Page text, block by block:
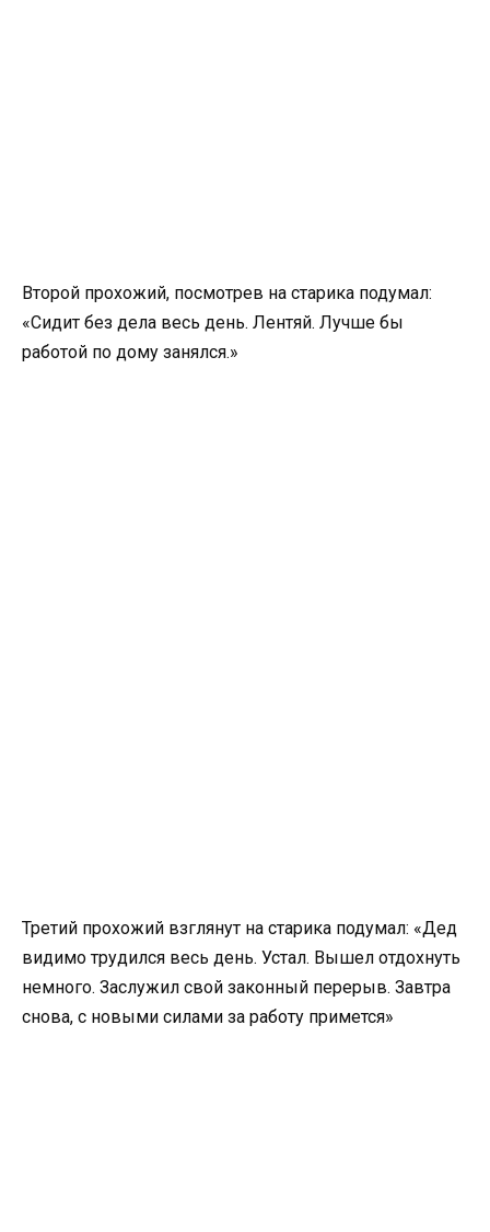
Второй прохожий, посмотрев на старика подумал:
«Сидит без дела весь день. Лентяй. Лучше бы
работой по дому занялся.»
Третий прохожий взглянут на старика подумал: «Дед
видимо трудился весь день. Устал. Вышел отдохнуть
немного. Заслужил свой законный перерыв. Завтра
снова, с новыми силами за работу примется»